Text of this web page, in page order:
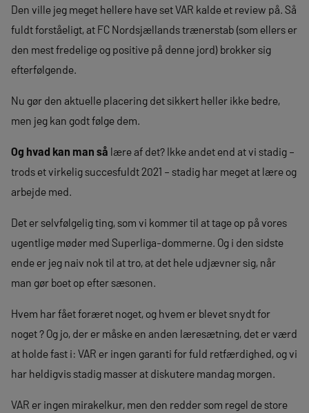
Den ville jeg meget hellere have set VAR kalde et review på. Så
fuldt forståeligt, at FC Nordsjællands trænerstab (som ellers er
den mest fredelige og positive på denne jord) brokker sig
efterfølgende.
Nu gør den aktuelle placering det sikkert heller ikke bedre,
men jeg kan godt følge dem.
Og hvad kan man så lære af det? Ikke andet end at vi stadig –
trods et virkelig succesfuldt 2021 – stadig har meget at lære og
arbejde med.
Det er selvfølgelig ting, som vi kommer til at tage op på vores
ugentlige møder med Superliga-dommerne. Og i den sidste
ende er jeg naiv nok til at tro, at det hele udjævner sig, når
man gør boet op efter sæsonen.
Hvem har fået foræret noget, og hvem er blevet snydt for
noget ? Og jo, der er måske en anden læresætning, det er værd
at holde fast i: VAR er ingen garanti for fuld retfærdighed, og vi
har heldigvis stadig masser at diskutere mandag morgen.
VAR er ingen mirakelkur, men den redder som regel de store